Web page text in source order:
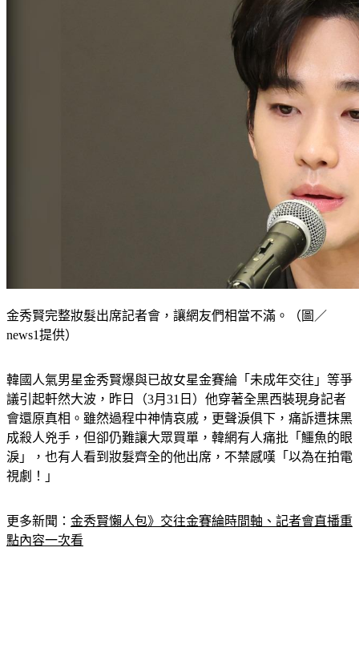
news1提供）
議引起軒然大波，昨日（3月31日）他穿著全黑西裝現身記者
會還原真相。雖然過程中神情哀戚，更聲淚俱下，痛訴遭抹黑
成殺人兇手，但卻仍難讓大眾買單，韓網有人痛批「鱷魚的眼
淚」，也有人看到妝髮齊全的他出席，不禁感嘆「以為在拍電
視劇！」
點內容一次看